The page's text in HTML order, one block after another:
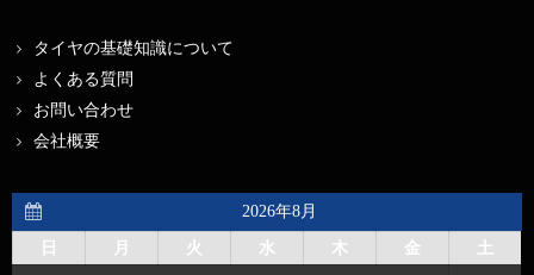
タイヤの基礎知識について
よくある質問
お問い合わせ
会社概要
2026年8月
日 月 火 水 木 金
土